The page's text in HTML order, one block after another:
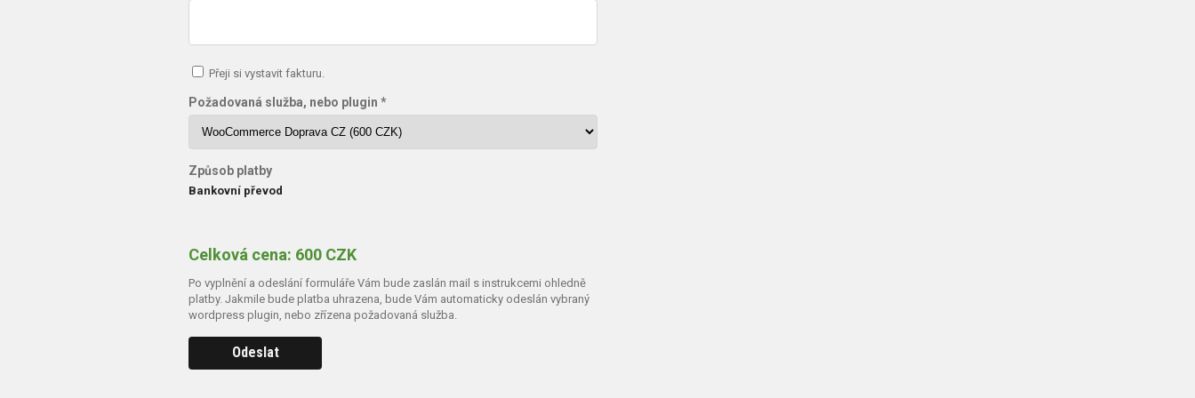
Přeji si vystavit fakturu.
Požadovaná služba, nebo plugin *
Způsob platby
Bankovní převod
Celková cena: 600 CZK
Po vyplnění a odeslání formuláře Vám bude zaslán mail s instrukcemi ohledně
platby. Jakmile bude platba uhrazena, bude Vám automaticky odeslán vybraný
wordpress plugin, nebo zřízena požadovaná služba.